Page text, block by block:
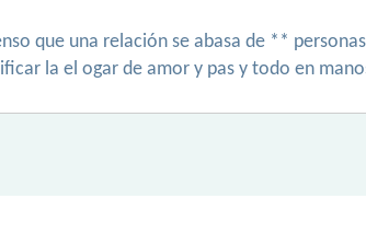
que una relación se abasa de **
la el ogar de amor y pas y todo en